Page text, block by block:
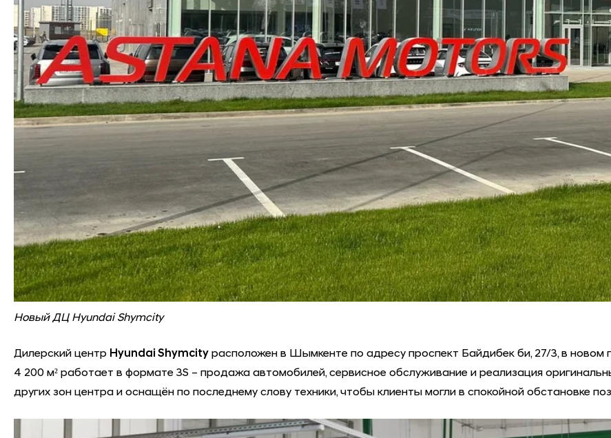
Новый ДЦ Hyundai Shymcity
Дилерский центр Hyundai Shymcity расположен в Шымкенте по адресу проспект Байдибек би, 27/3, в
4 200 м² работает в формате 3S – продажа автомобилей, сервисное обслуживание и реализация
других зон центра и оснащён по последнему слову техники, чтобы клиенты могли в спокойной обстановке